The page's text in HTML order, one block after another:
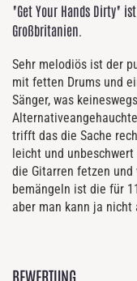
"Get Your Hands Dirty"
Großbritanien.
Sehr melodiös ist der
mit fetten Drums und
Sänger, was
trifft das die Sache
leicht und
die Gitarren fetzen
bemängeln ist die für
aber man kann ja nicht
BEWERTUNG